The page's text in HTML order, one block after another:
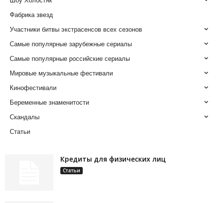
Фабрика звезд
Участники битвы экстрасенсов всех сезонов
Самые популярные зарубежные сериалы
Самые популярные российские сериалы
Мировые музыкальные фестивали
Кинофестивали
Беременные знаменитости
Скандалы
Статьи
Кредиты для физических лиц
Статьи